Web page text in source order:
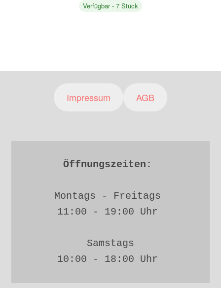
Verfügbar - 7 Stück
Impressum AGB
Öffnungszeiten:
Montags - Freitags
11:00 - 19:00 Uhr
Samstags
10:00 - 18:00 Uhr